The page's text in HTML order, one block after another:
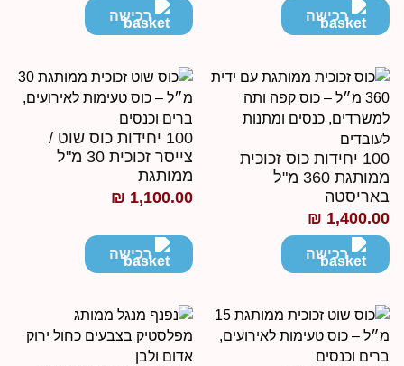
רכישה רכישה
100 יחידות כוס זכוכית
ממותגת 360 מ"ל
₪
רכישה
100 יחידות כוס שוט /
צייסר זכוכית 30 מ"ל
ממותגת
₪1,100.00
רכישה